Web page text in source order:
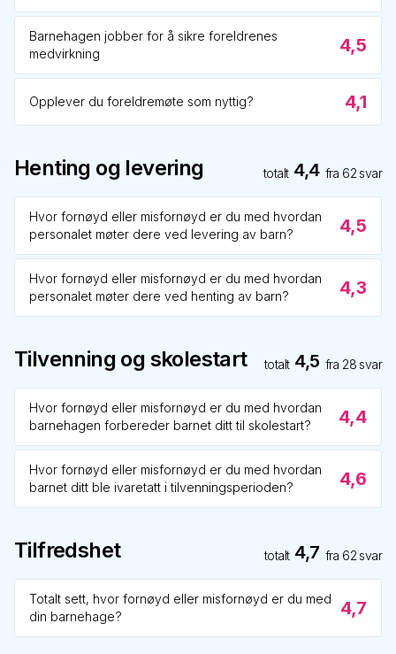
Barnehagen jobber for å sikre foreldrenes
medvirkning
4,5
Opplever du foreldremøte som nyttig? 4,1
Henting og levering totalt 4,4 fra 62 svar
Hvor fornøyd eller misfornøyd er du med hvordan
personalet møter dere ved levering av barn?
4,5
Hvor fornøyd eller misfornøyd er du med hvordan
personalet møter dere ved henting av barn?
4,3
Tilvenning og skolestart totalt 4,5 fra 28 svar
Hvor fornøyd eller misfornøyd er du med hvordan
barnehagen forbereder barnet ditt til skolestart?
4,4
Hvor fornøyd eller misfornøyd er du med hvordan
barnet ditt ble ivaretatt i tilvenningsperioden?
4,6
Tilfredshet totalt 4,7 fra 62 svar
Totalt sett, hvor fornøyd eller misfornøyd er du med
din barnehage?
4,7